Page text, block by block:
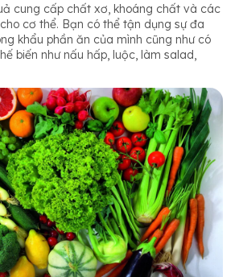
cung cấp chất xơ, khoáng chất và các
cơ thể. Bạn có thể tận dụng sự đa
khẩu phần ăn của mình cũng như có
biến như nấu hấp, luộc, làm salad,